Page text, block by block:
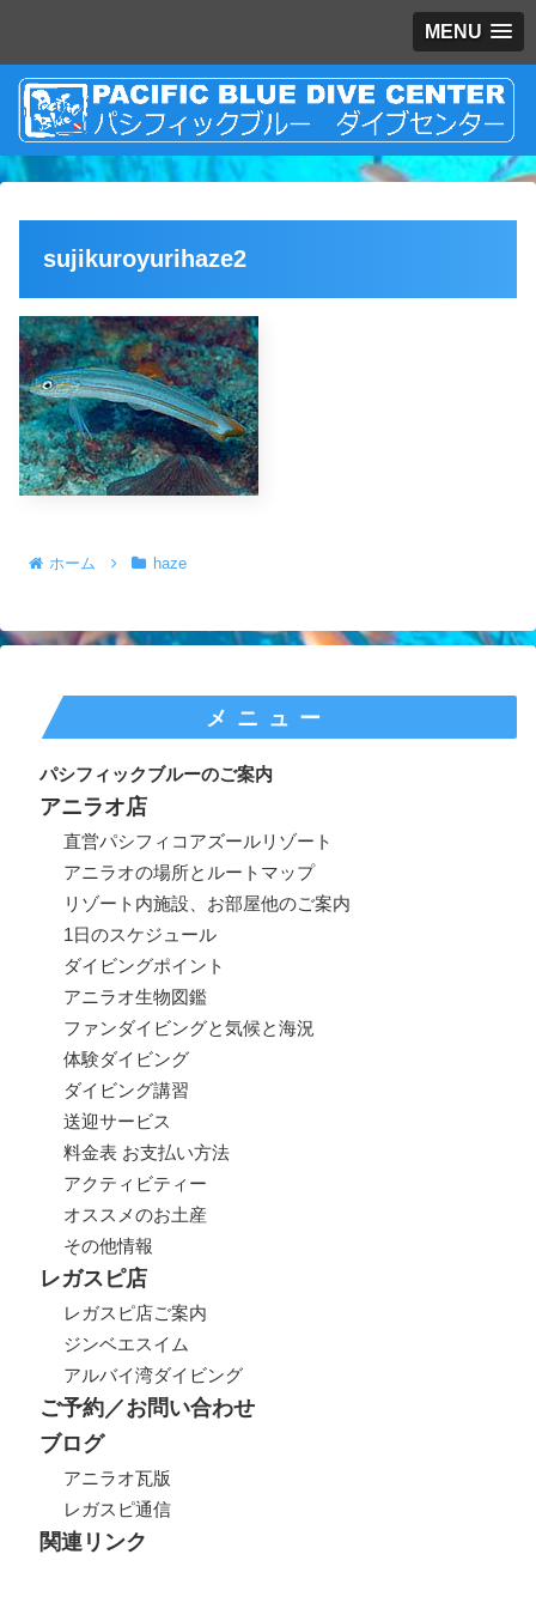
MENU
sujikuroyurihaze2
ホーム haze
メニュー
パシフィックブルーのご案内
アニラオ店
直営パシフィコアズールリゾート
アニラオの場所とルートマップ
リゾート内施設、お部屋他のご案内
1日のスケジュール
ダイビングポイント
アニラオ生物図鑑
ファンダイビングと気候と海況
体験ダイビング
ダイビング講習
送迎サービス
料金表 お支払い方法
アクティビティー
オススメのお土産
その他情報
レガスピ店
レガスピ店ご案内
ジンベエスイム
アルバイ湾ダイビング
ご予約／お問い合わせ
ブログ
アニラオ瓦版
レガスピ通信
関連リンク